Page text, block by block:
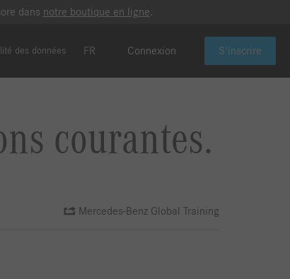
dans notre boutique en ligne.
des données FR Connexion S'inscrire
courantes.
Mercedes-Benz Global Training